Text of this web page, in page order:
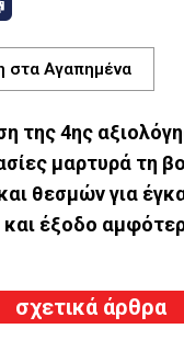
στα Αγαπημένα
της 4ης
μαρτυρά τη
θεσμών για
έξοδο
σχετικά άρθρα